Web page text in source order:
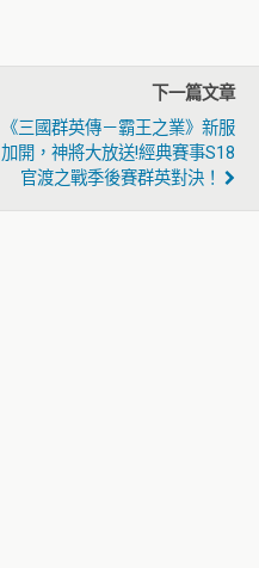
下一篇文章
《三國群英傳－霸王之業》新服
加開，神將大放送!經典賽事S18
官渡之戰季後賽群英對決！